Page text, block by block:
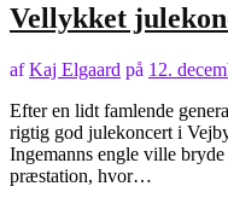
Vellykket
afKaj Elgaard på 12.
Efter en lidt famlende
rigtig god julekoncert i
Ingemanns engle ville
præstation, hvor…